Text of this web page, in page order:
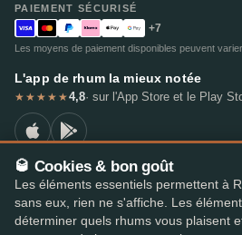
PAIEMENT SÉCURISÉ
+7
Les moyens de paiement disponibles peuvent
L'app de rhum la mieux notée
★★★★★4,8· sur l'App Store et le Play
RumX® est une marque de l'Union européenne
Mentions légales Politique de
🥃 Cookies & bon goût
Les éléments essentiels permettent à
sans eux, rien ne s'affiche. Les
déterminer quels rhums vous plaisent